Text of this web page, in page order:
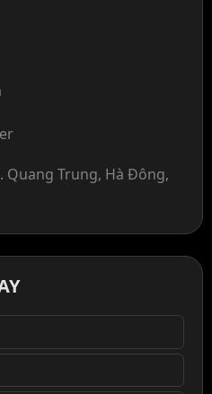
Quang Trung, Hà Đông,